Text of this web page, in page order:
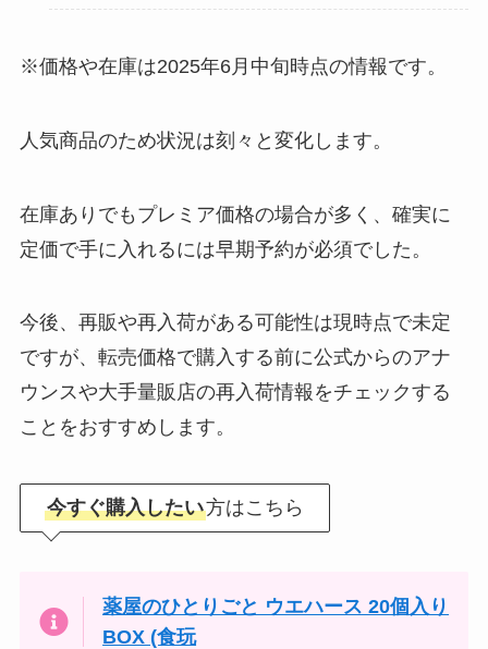
※価格や在庫は2025年6月中旬時点の情報です。
人気商品のため状況は刻々と変化します。
在庫ありでもプレミア価格の場合が多く、確実に
定価で手に入れるには早期予約が必須でした。
今後、再販や再入荷がある可能性は現時点で未定
ですが、転売価格で購入する前に公式からのアナ
ウンスや大手量販店の再入荷情報をチェックする
ことをおすすめします。
今すぐ購入したい方はこちら
薬屋のひとりごと ウエハース 20個入り
BOX (食玩